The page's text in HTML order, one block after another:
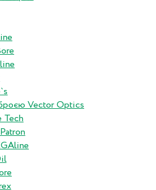
Vector Optics
Tech